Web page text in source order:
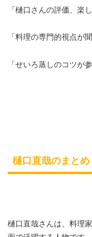
「樋口さんの評価、楽し
「料理の専門的視点が
「せいろ蒸しのコツが
樋口直哉のまとめ
樋口直哉さんは、料理